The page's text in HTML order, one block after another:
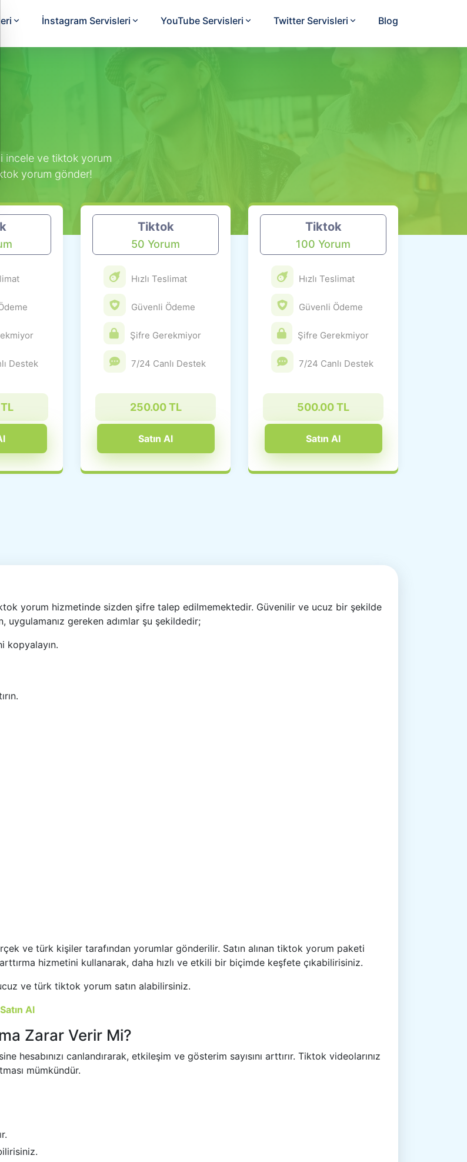
İnstagram Servisleri YouTube Servisleri Twitter Servisleri Blog
incele ve tiktok yorum
yorum gönder!
Destek
Tiktok
50 Yorum
Hızlı Teslimat
Güvenli Ödeme
Şifre Gerekmiyor
7/24 Canlı Destek
250.00 TL
Satın Al
Tiktok
100 Yorum
Hızlı Teslimat
Güvenli Ödeme
Şifre Gerekmiyor
7/24 Canlı Destek
500.00 TL
Satın Al
yorum hizmetinde sizden şifre talep edilmemektedir. Güvenilir ve ucuz bir şekilde
gereken adımlar şu şekildedir;
kopyalayın.
ve türk kişiler tarafından yorumlar gönderilir. Satın alınan tiktok yorum paketi
hizmetini kullanarak, daha hızlı ve etkili bir biçimde keşfete çıkabilirisiniz.
ve türk tiktok yorum satın alabilirsiniz.
Al
Zarar Verir Mi?
hesabınızı canlandırarak, etkileşim ve gösterim sayısını arttırır. Tiktok videolarınız
mümkündür.